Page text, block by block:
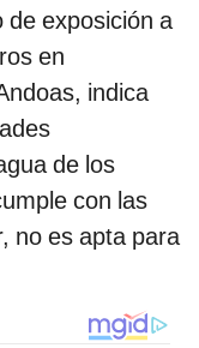
de exposición a
en
indica
de los
con las
no es apta para